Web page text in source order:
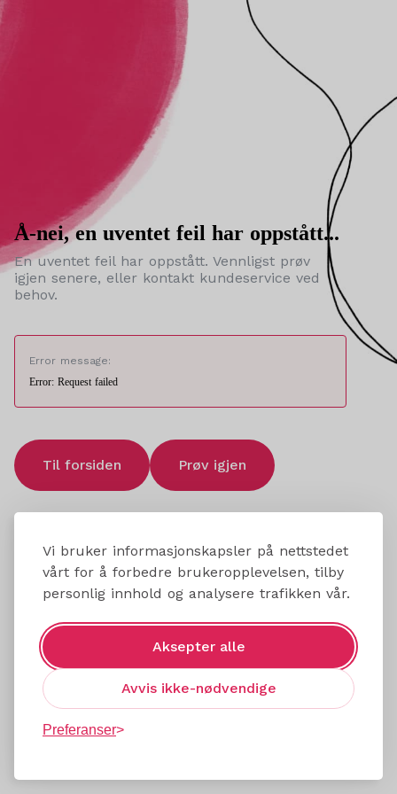
Vi bruker informasjonskapsler på nettstedet
vårt for å forbedre brukeropplevelsen, tilby
personlig innhold og analysere trafikken vår.
Aksepter alle
Avvis ikke-nødvendige
Preferanser
Å-nei, en uventet feil har oppstått...
En uventet feil har oppstått. Vennligst prøv
igjen senere, eller kontakt kundeservice ved
behov.
Error message:
Error: Request failed
Til forsiden Prøv igjen